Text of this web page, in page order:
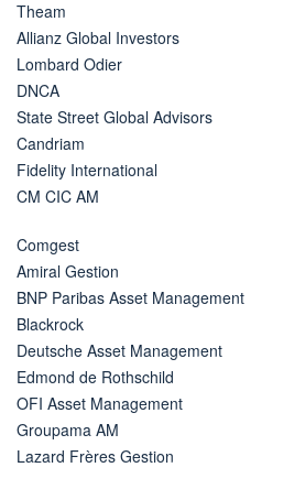
Theam
Allianz Global Investors
Lombard Odier
DNCA
State Street Global Advisors
Candriam
Fidelity International
CM CIC AM
Comgest
Amiral Gestion
BNP Paribas Asset Management
Blackrock
Deutsche Asset Management
Edmond de Rothschild
OFI Asset Management
Groupama AM
Lazard Frères Gestion